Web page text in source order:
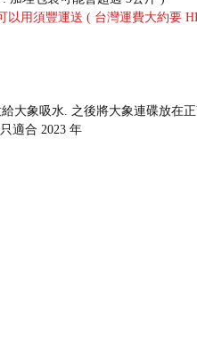
以用須豐運送 ( 台灣運費大約要
大象吸水. 之後將大象連碟放在
適合 2023 年